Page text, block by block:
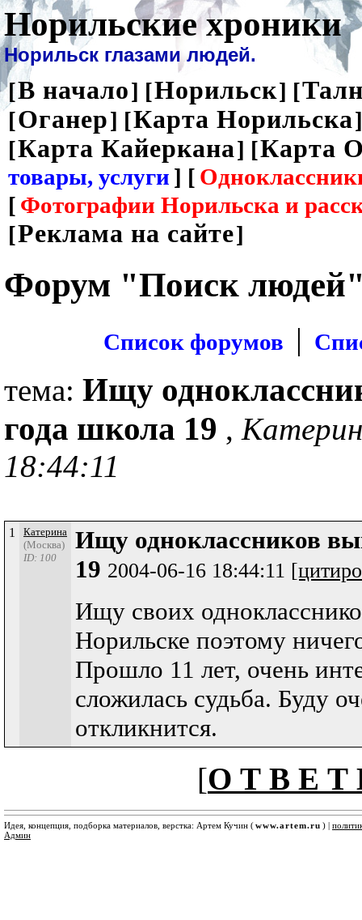
Норильские хроники
Норильск глазами людей.
[В начало] [Норильск] [
[Оганер] [Карта Норильска
[Карта Кайеркана] [Карта
товары, услуги ] [
[ Фотографии Норильска и
[Реклама на сайте]
Форум "Поиск
Список форумов |
тема: Ищу
года школа 19 ,
18:44:11
1
Катерина
(Москва)
ID: 100
Ищу одноклассников
19 2004-06-16 18:44:11
Ищу своих
Норильске поэтому
Прошло 11 лет, очень
сложилась судьба. Буду
откликнится.
[О Т В Е Т
Идея, концепция, подборка материалов, верстка: Артем Кучин (www.artem.ru ) |
Админ